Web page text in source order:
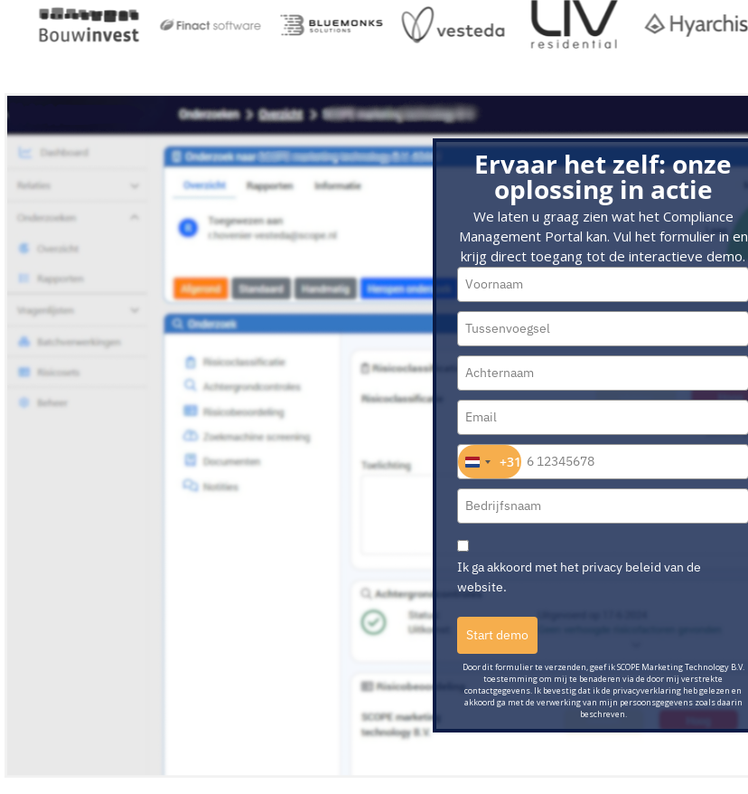
Ervaar het zelf: onze
oplossing in actie
We laten u graag zien wat het Compliance
Management Portal kan. Vul het formulier in en
krijg direct toegang tot de interactieve demo.
Netherlands +31
+31
Ik ga akkoord met het privacy beleid van de
website.
Start demo
Door dit formulier te verzenden, geef ik SCOPE Marketing Technology B.V.
toestemming om mij te benaderen via de door mij verstrekte
contactgegevens. Ik bevestig dat ik de privacyverklaring heb gelezen en
akkoord ga met de verwerking van mijn persoonsgegevens zoals daarin
beschreven.